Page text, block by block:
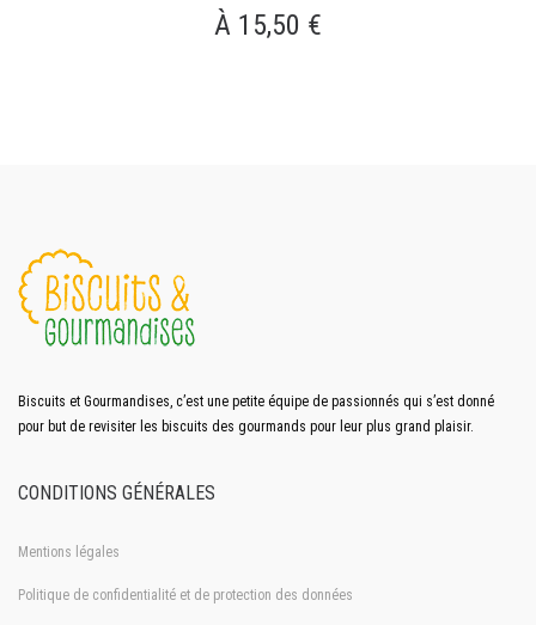
À 15,50 €
Biscuits et Gourmandises, c’est une petite équipe de passionnés qui s’est donné
pour but de revisiter les biscuits des gourmands pour leur plus grand plaisir.
CONDITIONS GÉNÉRALES
Mentions légales
Politique de confidentialité et de protection des données